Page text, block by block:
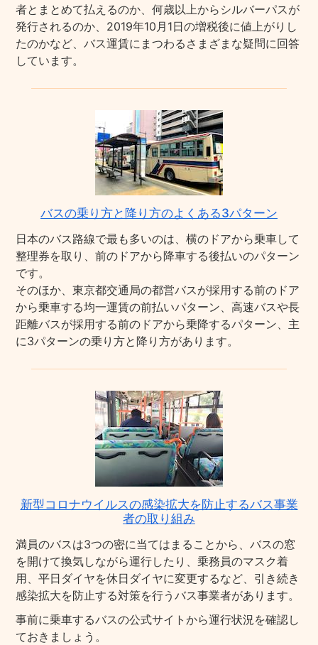
者とまとめて払えるのか、何歳以上からシルバーパスが
発行されるのか、2019年10月1日の増税後に値上がりし
たのかなど、バス運賃にまつわるさまざまな疑問に回答
しています。
バスの乗り方と降り方のよくある3パターン
日本のバス路線で最も多いのは、横のドアから乗車して
整理券を取り、前のドアから降車する後払いのパターン
です。
そのほか、東京都交通局の都営バスが採用する前のドア
から乗車する均一運賃の前払いパターン、高速バスや長
距離バスが採用する前のドアから乗降するパターン、主
に3パターンの乗り方と降り方があります。
新型コロナウイルスの感染拡大を防止するバス事業
者の取り組み
満員のバスは3つの密に当てはまることから、バスの窓
を開けて換気しながら運行したり、乗務員のマスク着
用、平日ダイヤを休日ダイヤに変更するなど、引き続き
感染拡大を防止する対策を行うバス事業者があります。
事前に乗車するバスの公式サイトから運行状況を確認し
ておきましょう。